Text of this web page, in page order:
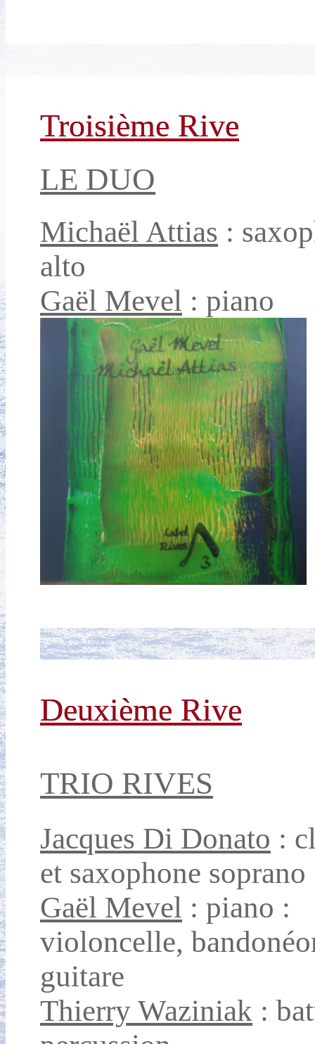
Troisième Rive
LE DUO
Michaël Attias :
alto
Gaël Mevel : piano
Deuxième Rive
TRIO RIVES
Jacques Di Donato :
et saxophone soprano
Gaël Mevel : piano :
violoncelle,
guitare
Thierry Waziniak :